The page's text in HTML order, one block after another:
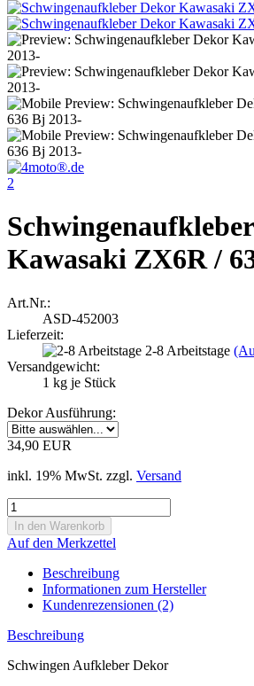
2
Kawasaki ZX6R /
Art.Nr.:
ASD-452003
Lieferzeit:
2-8 Arbeitstage
Versandgewicht:
1 kg je Stück
Dekor Ausführung:
34,90 EUR
inkl. 19% MwSt. zzgl. Versand
Auf den Merkzettel
Beschreibung
Informationen zum Hersteller
Kundenrezensionen (2)
Beschreibung
Schwingen Aufkleber Dekor